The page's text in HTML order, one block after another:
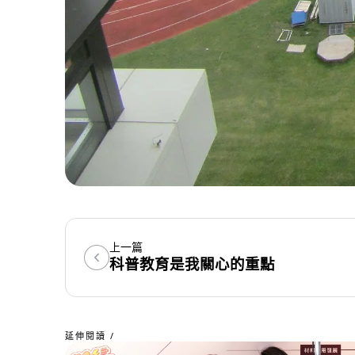
上一篇
科普教育是我關心的重點
延伸閱讀 /